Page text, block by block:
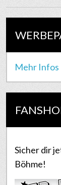
Mehr Infos
Sicher dir
Böhme!